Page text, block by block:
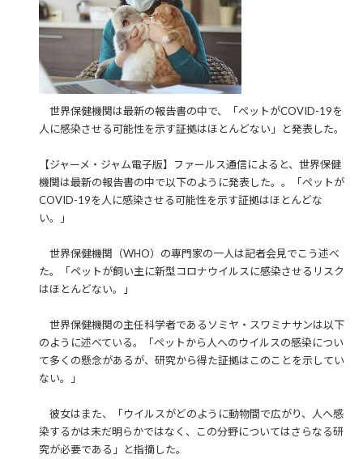
世界保健機関は最新の報告書の中で、「ペットがCOVID-19を
人に感染させる可能性を示す証拠はほとんどない」と発表した。
【ジャーメ・ジャム電子版】ファールス通信によると、世界保健
機関は最新の報告書の中で以下のように発表した。。「ペットが
COVID-19を人に感染させる可能性を示す証拠はほとんどな
い。」
世界保健機関（WHO）の専門家の一人は記者会見でこう述べ
た。「ペットが飼い主に新型コロナウイルスに感染させるリスク
はほとんどない。」
世界保健機関の主任科学者であるソミヤ・スワミナサンは以下
のように述べている。「ペットから人へのウイルスの感染につい
て多くの懸念があるが、研究から得た証拠はこのことを示してい
ない。」
彼女はまた、「ウイルスがどのように動物間で広がり、人へ感
染するかは未だ明らかではなく、この分野についてはさらなる研
究が必要である」と指摘した。